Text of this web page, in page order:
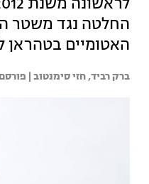
החלטה נגד משטר
האטומיים בטהראן
ברק רביד, חזי סימנטוב |